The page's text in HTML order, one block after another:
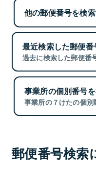
他の郵便番号を検
最近検索した郵便番
過去に検索した郵便番
事業所の個別番号
事業所の７けたの個別
郵便番号検索